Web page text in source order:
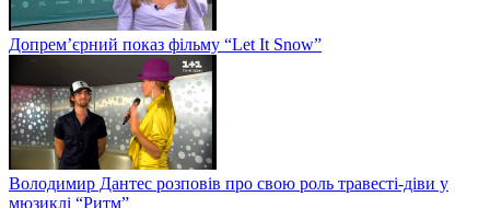
Допрем’єрний показ фільму “Let It Snow”
Володимир Дантес розповів про свою роль травесті-діви у
мюзиклі “Ритм”